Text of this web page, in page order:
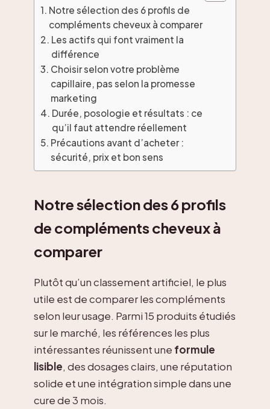
Notre sélection des 6 profils de
compléments cheveux à comparer
Les actifs qui font vraiment la
différence
Choisir selon votre problème
capillaire, pas selon la promesse
marketing
Durée, posologie et résultats : ce
qu’il faut attendre réellement
Précautions avant d’acheter :
sécurité, prix et bon sens
Notre sélection des 6 profils
de compléments cheveux à
comparer
Plutôt qu’un classement artificiel, le plus
utile est de comparer les compléments
selon leur usage. Parmi 15 produits étudiés
sur le marché, les références les plus
intéressantes réunissent une formule
lisible, des dosages clairs, une réputation
solide et une intégration simple dans une
cure de 3 mois.